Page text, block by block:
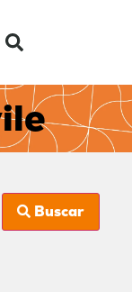
Buscar